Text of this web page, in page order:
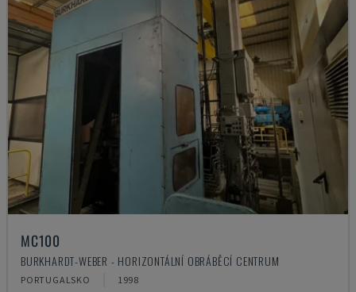
MC100
BURKHARDT-WEBER - HORIZONTÁLNÍ OBRÁBĚCÍ CENTRUM
PORTUGALSKO 1998